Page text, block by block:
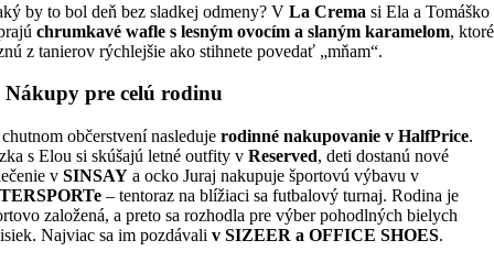
by to bol deň bez sladkej odmeny? VLa Crema si Ela a Tomáško
chrumkavé wafle s lesným ovocím a slaným karamelom, ktoré
z tanierov rýchlejšie ako stihnete povedať „mňam“.
Nákupy pre celú rodinu
občerstvení nasledujerodinné nakupovanie v HalfPrice.
s Elou si skúšajú letné outfity vReserved, deti dostanú nové
vSINSAY a ocko Juraj nakupuje športovú výbavu v
– tentoraz na blížiaci sa futbalový turnaj. Rodina je
založená, a preto sa rozhodla pre výber pohodlných bielych
Najviac sa im pozdávali v SIZEER a OFFICE SHOES.